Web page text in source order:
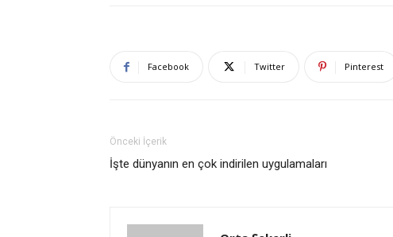
Facebook Twitter Pinterest
Önceki İçerik
İşte dünyanın en çok indirilen uygulamaları